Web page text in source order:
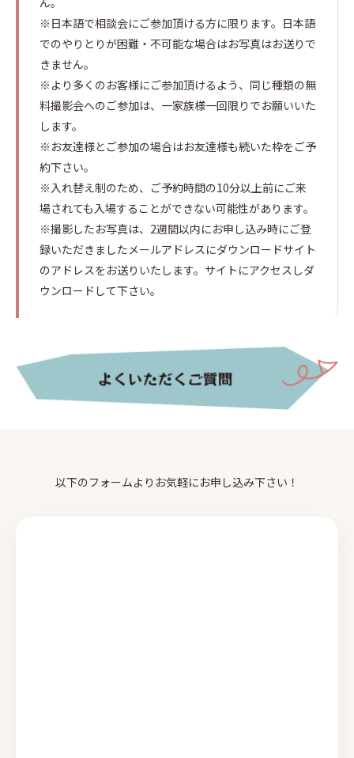
※日本語で相談会にご参加頂ける方に限ります。日本語
でのやりとりが困難・不可能な場合はお写真はお送りで
きません。
※より多くのお客様にご参加頂けるよう、同じ種類の無
料撮影会へのご参加は、一家族様一回限りでお願いいた
します。
※お友達様とご参加の場合はお友達様も続いた枠をご予
約下さい。
※入れ替え制のため、ご予約時間の10分以上前にご来
場されても入場することができない可能性があります。
※撮影したお写真は、2週間以内にお申し込み時にご登
録いただきましたメールアドレスにダウンロードサイト
のアドレスをお送りいたします。サイトにアクセスしダ
ウンロードして下さい。
以下のフォームよりお気軽にお申し込み下さい！